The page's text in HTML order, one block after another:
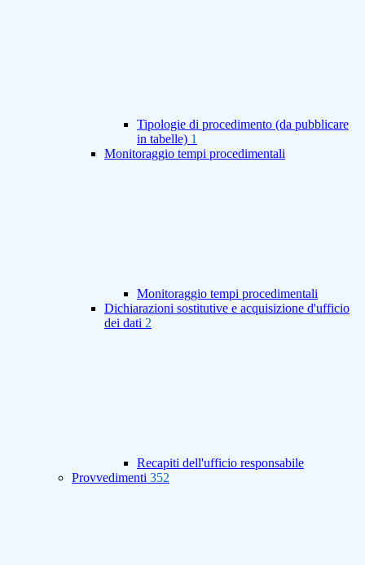
Tipologie di procedimento (da pubblicare
in tabelle) 1
Monitoraggio tempi procedimentali
Monitoraggio tempi procedimentali
Dichiarazioni sostitutive e acquisizione d'ufficio
dei dati 2
Recapiti dell'ufficio responsabile
Provvedimenti 352